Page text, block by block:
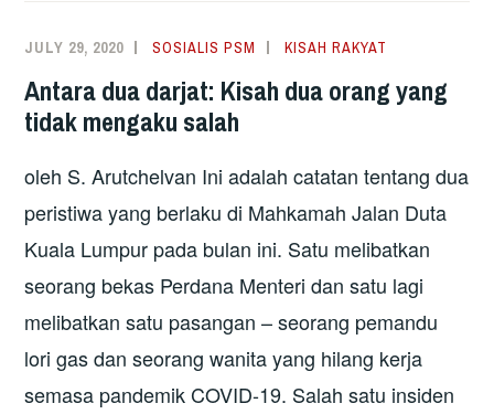
TERHADAP
PERKESO
MAHKAMAH
JULY 29, 2020 SOSIALIS PSM KISAH RAKYAT
Antara dua darjat: Kisah dua orang yang
tidak mengaku salah
oleh S. Arutchelvan Ini adalah catatan tentang dua
peristiwa yang berlaku di Mahkamah Jalan Duta
Kuala Lumpur pada bulan ini. Satu melibatkan
seorang bekas Perdana Menteri dan satu lagi
melibatkan satu pasangan – seorang pemandu
lori gas dan seorang wanita yang hilang kerja
semasa pandemik COVID-19. Salah satu insiden